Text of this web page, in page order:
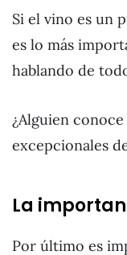
Si el vino es un
es lo más
hablando de
¿Alguien
excepcionales
La
Por último es